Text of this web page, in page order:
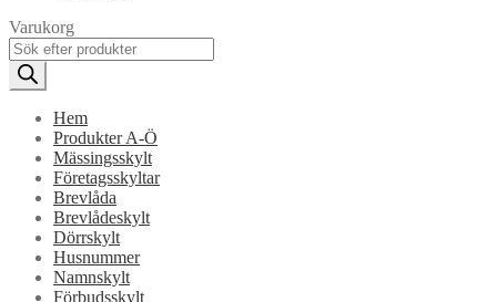
Varukorg
Products
search
Hem
Produkter A-Ö
Mässingsskylt
Företagsskyltar
Brevlåda
Brevlådeskylt
Dörrskylt
Husnummer
Namnskylt
Förbudsskylt